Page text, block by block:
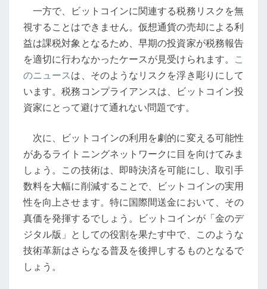
向
を
探
る
一方で、ビットコインに関連する税務リスクを無
視することはできません。仮想通貨の売却による利
益は課税対象となるため、早期の投資家が税務報告
を適切に行わなかったケースが見受けられます。 こ
のニュースは、そのようなリスクを浮き彫りにして
います。税務コンプライアンスは、ビットコイン投
資家にとって避けて通れない問題です。
次に、ビットコインの利用を劇的に変える可能性
があるライトニングネットワークに目を向けてみま
しょう。この技術は、即時決済を可能にし、取引手
数料を大幅に削減することで、ビットコインの実用
性を向上させます。特に国際間送金において、その
真価を発揮するでしょう。ビットコインが「金のデ
ジタル版」としての役割を果たす中で、このような
技術革新はさらなる普及を後押しするものとなるで
しょう。